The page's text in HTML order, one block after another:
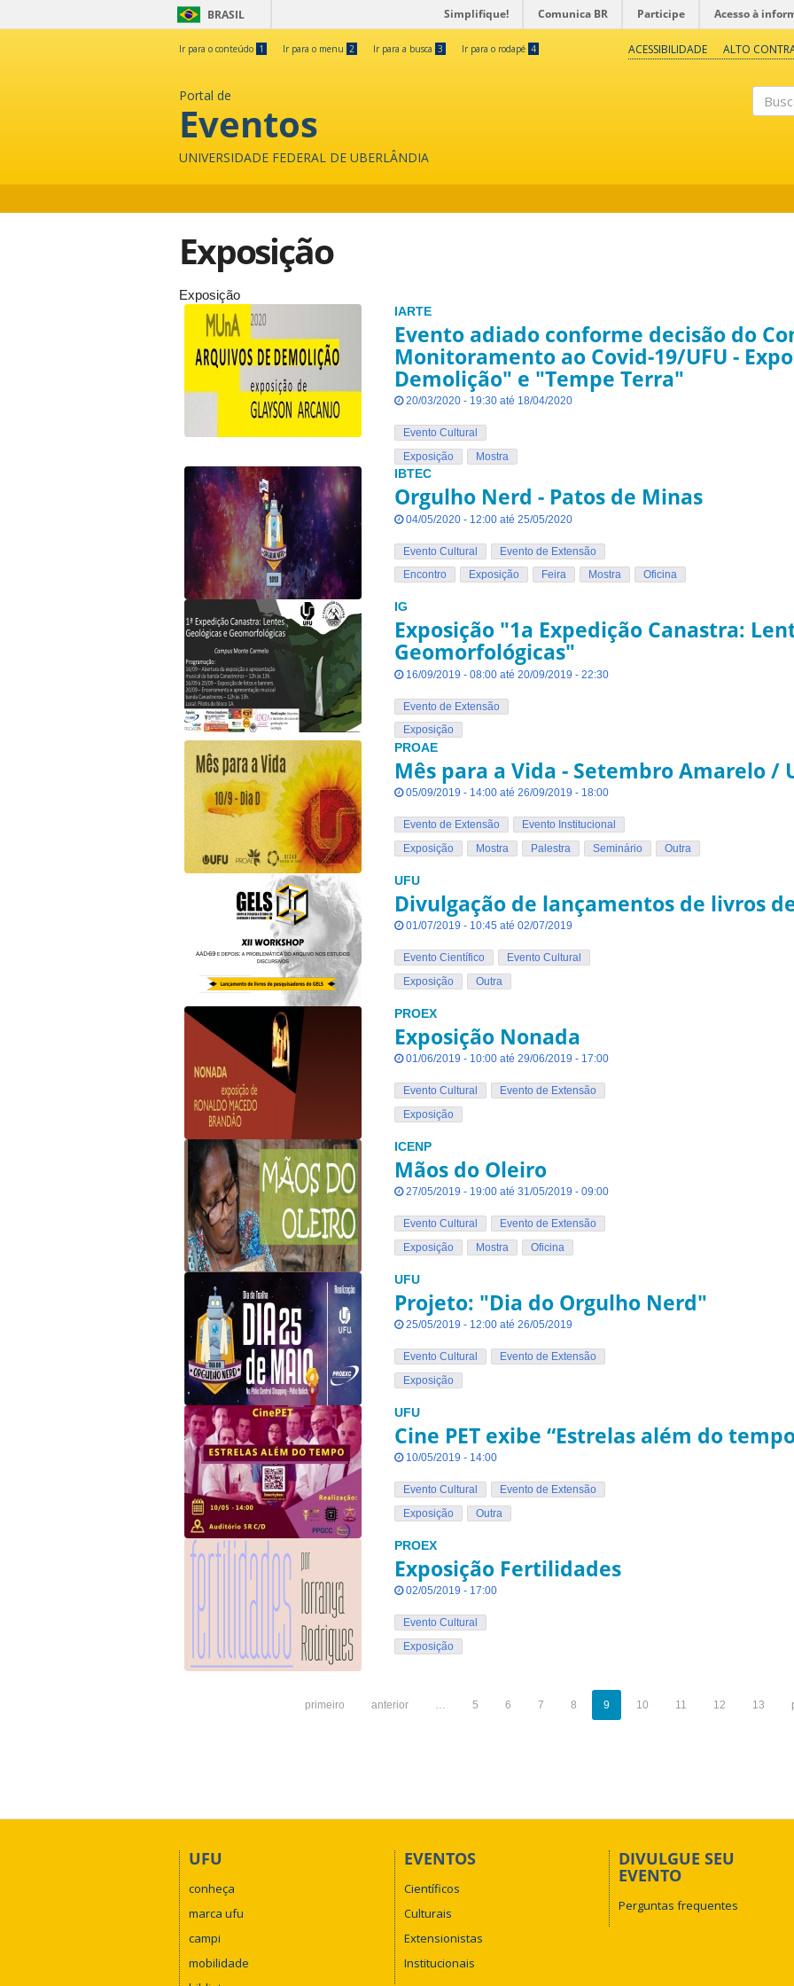
BRASIL Simplifique! Comunica BR Participe Acesso à
Ir para o conteúdo 1 Ir para o menu 2 Ir para a busca 3 Ir para o rodapé 4 ACESSIBILIDADE ALTO
Portal de
Eventos
UNIVERSIDADE FEDERAL DE UBERLÂNDIA
Exposição
Exposição
IARTE
Evento adiado conforme decisão do
Monitoramento ao Covid-19/UFU -
Demolição" e "Tempe Terra"
20/03/2020 - 19:30 até 18/04/2020
Evento Cultural
Exposição
Mostra
IBTEC
Orgulho Nerd - Patos de Minas
04/05/2020 - 12:00 até 25/05/2020
Evento Cultural
Evento de Extensão
Encontro
Exposição Feira Mostra Oficina
IG
Exposição "1a Expedição Canastra:
Geomorfológicas"
16/09/2019 - 08:00 até 20/09/2019 - 22:30
Evento de Extensão
Exposição
PROAE
Mês para a Vida - Setembro Amarelo /
05/09/2019 - 14:00 até 26/09/2019 - 18:00
Evento de Extensão
Evento Institucional
Exposição
Mostra Palestra Seminário Outra
UFU
Divulgação de lançamentos de livros
01/07/2019 - 10:45 até 02/07/2019
Evento Científico
Evento Cultural
Exposição
Outra
PROEX
Exposição Nonada
01/06/2019 - 10:00 até 29/06/2019 - 17:00
Evento Cultural
Evento de Extensão
Exposição
ICENP
Mãos do Oleiro
27/05/2019 - 19:00 até 31/05/2019 - 09:00
Evento Cultural
Evento de Extensão
Exposição
Mostra Oficina
UFU
Projeto: "Dia do Orgulho Nerd"
25/05/2019 - 12:00 até 26/05/2019
Evento Cultural
Evento de Extensão
Exposição
UFU
Cine PET exibe “Estrelas além do
10/05/2019 - 14:00
Evento Cultural
Evento de Extensão
Exposição
Outra
PROEX
Exposição Fertilidades
02/05/2019 - 17:00
Evento Cultural
Exposição
primeiro anterior 5 6 7 8 9 10 11 12 13
UFU
conheça
marca ufu
campi
mobilidade
EVENTOS
Científicos
Culturais
Extensionistas
Institucionais
DIVULGUE SEU
EVENTO
Perguntas frequentes